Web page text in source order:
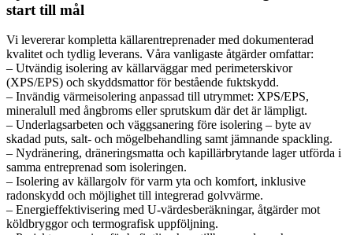
start till mål
Vi levererar kompletta källarentreprenader med dokumenterad
kvalitet och tydlig leverans. Våra vanligaste åtgärder omfattar:
– Utvändig isolering av källarväggar med perimeterskivor
(XPS/EPS) och skyddsmattor för bestående fuktskydd.
– Invändig värmeisolering anpassad till utrymmet: XPS/EPS,
mineralull med ångbroms eller sprutskum där det är lämpligt.
– Underlagsarbeten och väggsanering före isolering – byte av
skadad puts, salt- och mögelbehandling samt jämnande spackling.
– Nydränering, dräneringsmatta och kapillärbrytande lager utförda i
samma entreprenad som isoleringen.
– Isolering av källargolv för varm yta och komfort, inklusive
radonskydd och möjlighet till integrerad golvvärme.
– Energieffektivisering med U-värdesberäkningar, åtgärder mot
köldbryggor och termografisk uppföljning.